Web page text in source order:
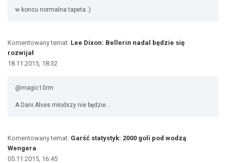
w koncu normalna tapeta :)
Komentowany temat: Lee Dixon: Bellerin nadal będzie się
rozwijał
18.11.2015, 18:32
@magic10rm
A Dani Alves młodszy nie będzie...
Komentowany temat: Garść statystyk: 2000 goli pod wodzą
Wengera
05.11.2015, 16:45